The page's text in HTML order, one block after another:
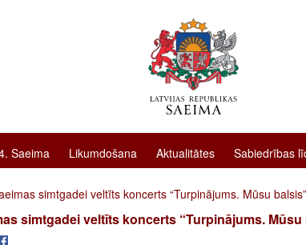
Saeima Likumdošana Aktualitātes Sabiedrības
simtgadei veltīts koncerts “Turpinājums. Mūsu balsis”
simtgadei veltīts koncerts “Turpinājums. Mūsu